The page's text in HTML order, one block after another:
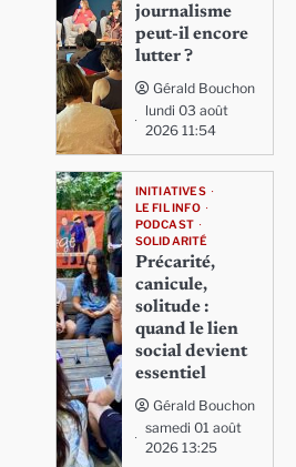
journalisme
peut-il encore
lutter ?
Gérald Bouchon
lundi 03 août
2026 11:54
INITIATIVES
LE FIL INFO
PODCAST
SOLIDARITÉ
Précarité,
canicule,
solitude :
quand le lien
social devient
essentiel
Gérald Bouchon
samedi 01 août
2026 13:25